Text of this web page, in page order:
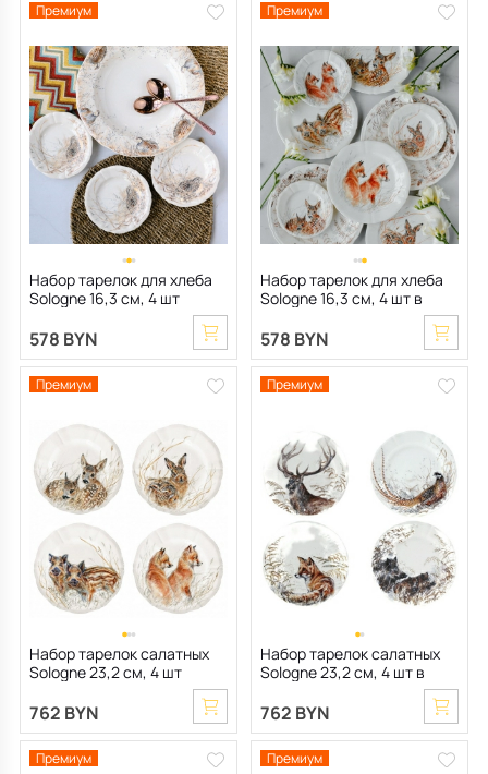
Премиум
Набор тарелок для хлеба
Sologne 16,3 см, 4 шт
578 BYN
Премиум
Набор тарелок для хлеба
Sologne 16,3 см, 4 шт в
578 BYN
Премиум
Набор тарелок салатных
Sologne 23,2 см, 4 шт
762 BYN
Премиум
Набор тарелок салатных
Sologne 23,2 см, 4 шт в
762 BYN
Премиум Премиум